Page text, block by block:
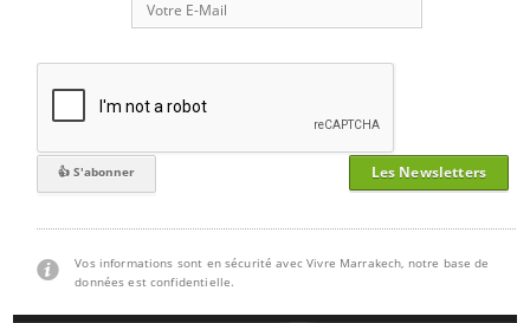
Les Newsletters
Vos informations sont en sécurité avec Vivre Marrakech, notre base de
données est confidentielle.